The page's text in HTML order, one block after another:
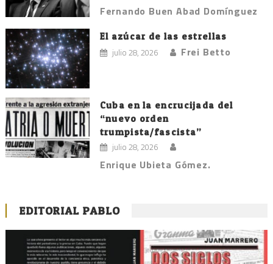
Fernando Buen Abad Domínguez
El azúcar de las estrellas
julio 28, 2026 Frei Betto
Cuba en la encrucijada del
“nuevo orden
trumpista/fascista”
julio 28, 2026
Enrique Ubieta Gómez.
EDITORIAL PABLO